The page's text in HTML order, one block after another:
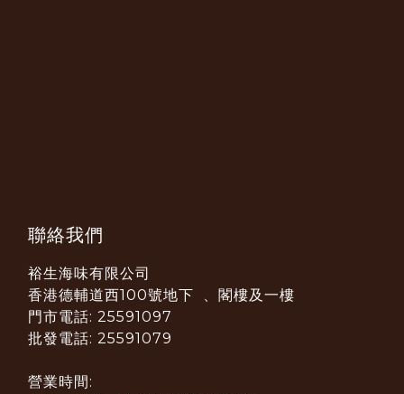
聯絡我們
裕生海味有限公司
香港德輔道西100號地下 、閣樓及一樓
門市電話: 25591097
批發電話: 25591079
營業時間: